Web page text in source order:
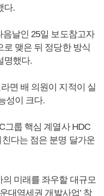
다.
날인 25일 보도참고자
맺은 뒤 정당한 방식
명했다.
면 배 의원이 지적이 실
성이 크다.
그룹 핵심 계열사 HDC
다는 점은 분명 달가운
미래를 좌우할 대규모
대역세권 개발사업’ 착